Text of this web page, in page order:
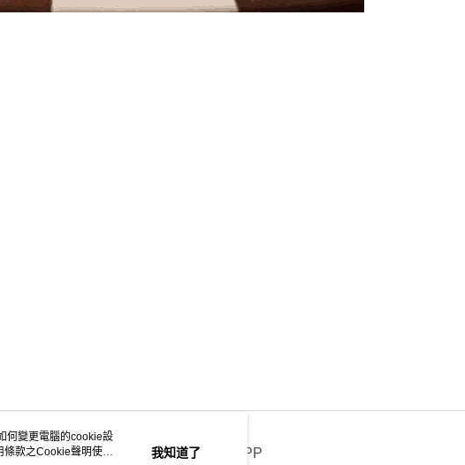
官方APP
何變更電腦的cookie設
條款之Cookie聲明使用
我知道了